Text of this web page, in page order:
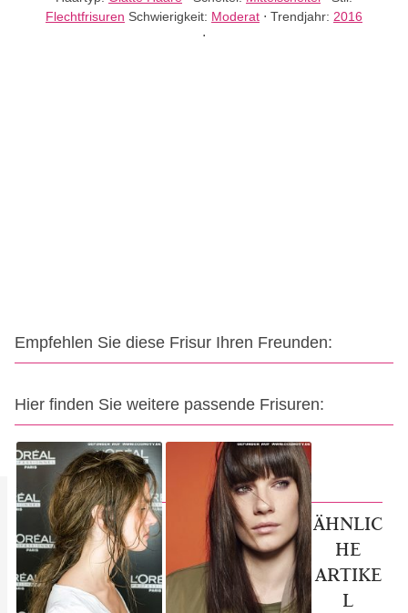
Flechtfrisuren Schwierigkeit: Moderat ⋅ Trendjahr: 2016
⋅
Empfehlen Sie diese Frisur Ihren Freunden:
Hier finden Sie weitere passende Frisuren:
ÄHNLIC
HE
ARTIKE
L